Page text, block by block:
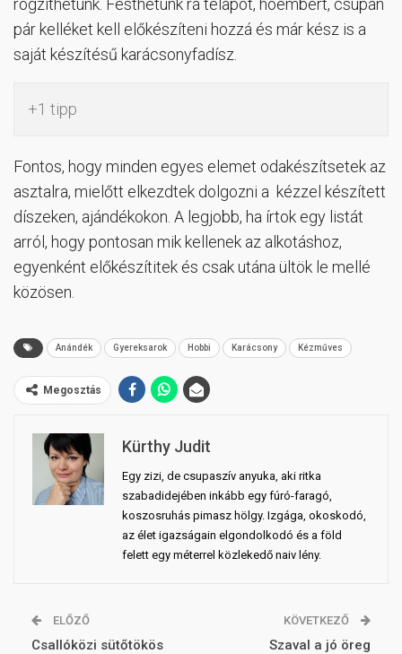
pár kelléket kell előkészíteni hozzá és már kész is a
saját készítésű karácsonyfadísz.
+1 tipp
Fontos, hogy minden egyes elemet odakészítsetek az
asztalra, mielőtt elkezdtek dolgozni a kézzel készített
díszeken, ajándékokon. A legjobb, ha írtok egy listát
arról, hogy pontosan mik kellenek az alkotáshoz,
egyenként előkészítitek és csak utána ültök le mellé
közösen.
Anándék Gyereksarok Hobbi Karácsony Kézműves
Megosztás
Kürthy Judit
Egy zizi, de csupaszív anyuka, aki ritka
szabadidejében inkább egy fúró-faragó,
koszosruhás pimasz hölgy. Izgága, okoskodó,
az élet igazságain elgondolkodó és a föld
felett egy méterrel közlekedő naiv lény.
ELŐZŐ
Csallóközi sütőtökös
KÖVETKEZŐ
Szaval a jó öreg